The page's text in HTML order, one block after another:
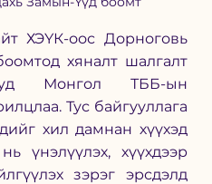
ХЭҮК-оос Дорноговь
хяналт шалгалт
Монгол ТББ-ын
Тус байгууллага
хил дамнан хүүхэд
үнэлүүлэх, хүүхдээр
зэрэг эрсдэлд